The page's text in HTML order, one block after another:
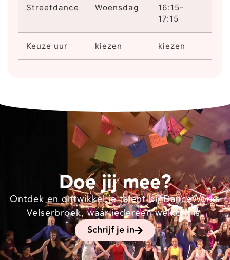
Streetdance Woensdag
16:15-
17:15
Keuze uur kiezen kiezen
Doe jij mee?
Ontdek en ontwikkel je talent bij DanceWorks
Velserbroek, waar iedereen welkom is.
Schrijf je in